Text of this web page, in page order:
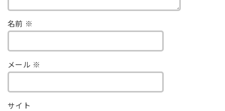
名前 ※
メール ※
サイト